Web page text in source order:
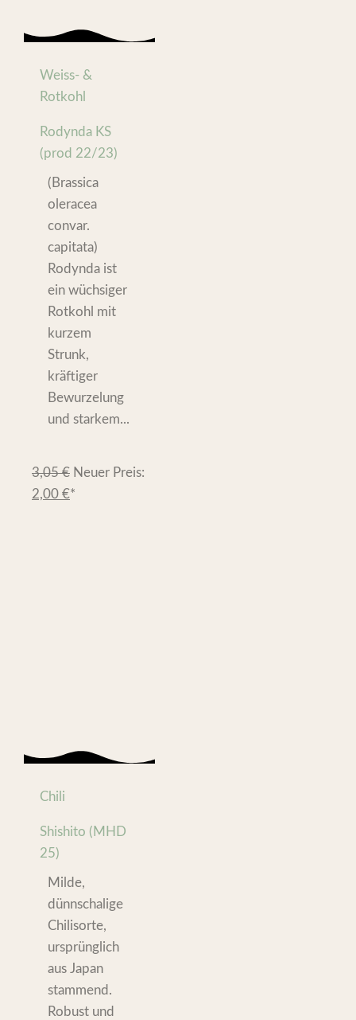
Weiss- &
Rotkohl
Rodynda KS
(prod 22/23)
(Brassica
oleracea
convar.
capitata)
Rodynda ist
ein wüchsiger
Rotkohl mit
kurzem
Strunk,
kräftiger
Bewurzelung
und starkem...
3,05€ Neuer Preis:
2,00 €*
Chili
Shishito (MHD
25)
Milde,
dünnschalige
Chilisorte,
ursprünglich
aus Japan
stammend.
Robust und